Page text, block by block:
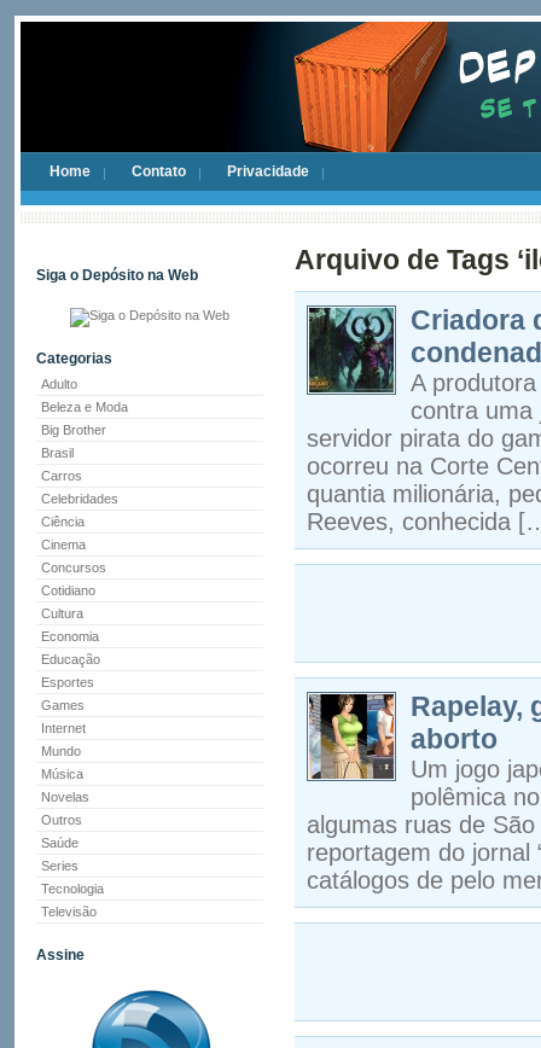
Home Contato Privacidade
Siga o Depósito na Web
Categorias
Adulto
Beleza e Moda
Big Brother
Brasil
Carros
Celebridades
Ciência
Cinema
Concursos
Cotidiano
Cultura
Economia
Educação
Esportes
Games
Internet
Mundo
Música
Novelas
Outros
Saúde
Series
Tecnologia
Televisão
Assine
Arquivo de Tags
Criadora
A
contra uma
servidor pirata do
ocorreu na Corte
quantia milionária,
Reeves, conhecida
Rapelay,
aborto
Um jogo
polêmica
algumas ruas de
reportagem do jornal
catálogos de pelo